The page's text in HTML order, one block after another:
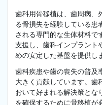
歯科用骨移植は、歯周病、
る骨損失を経験している患
される専門的な生体材料で
支援し、歯科インプラント
めの安定した基盤を提供し
歯科疾患や歯の喪失の普及
大きく貢献しています。歯
おいて好まれる解決策とな
を確保するために骨移植が